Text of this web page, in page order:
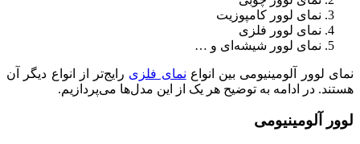
نمای لوور کامپوزیت
نمای لوور فلزی
نمای لوور شیشه‌ای و …
نمای لوور آلومینیومی بین انواع نمای فلزی رایج‌تر از انواع دیگر آن
هستند. در ادامه به توضیح هر یک از این مدل‌ها می‌پردازیم.
لوور آلومینیومی